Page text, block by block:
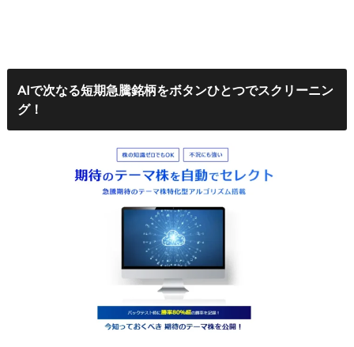
AIで次なる短期急騰銘柄をボタンひとつでスクリーニン
グ！